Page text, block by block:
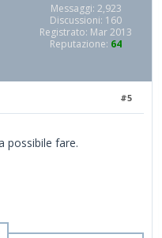
Messaggi: 2,923
Discussioni: 160
Registrato: Mar 2013
Reputazione: 64
#5
possibile fare.